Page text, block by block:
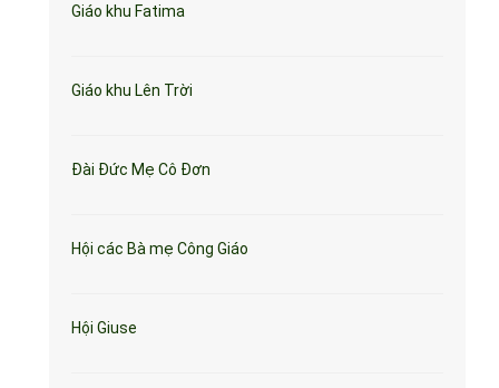
Giáo khu Fatima
Giáo khu Lên Trời
Đài Đức Mẹ Cô Đơn
Hội các Bà mẹ Công Giáo
Hội Giuse